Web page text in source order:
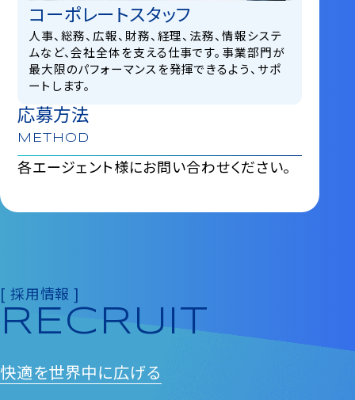
コーポレートスタッフ
⼈事、総務、広報、財務、経理、法務、情報システ
ムなど、会社全体を⽀える仕事です。事業部⾨が
最⼤限のパフォーマンスを発揮できるよう、サポ
ートします。
応募方法
METHOD
各エージェント様にお問い合わせください。
[ 採用情報 ]
RECRUIT
快適を世界中に広げる